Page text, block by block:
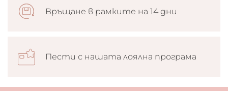
Връщане в рамките на 14 дни
Пести с нашата лоялна програма